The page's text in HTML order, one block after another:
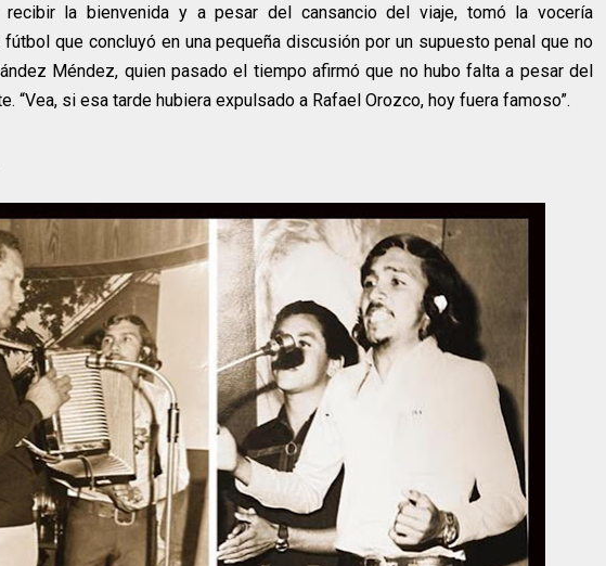
recibir la bienvenida y a pesar del cansancio del viaje, tomó la vocería
que concluyó en una pequeña discusión por un supuesto penal que no
Méndez, quien pasado el tiempo afirmó que no hubo falta a pesar del
“Vea, si esa tarde hubiera expulsado a Rafael Orozco, hoy fuera famoso”.